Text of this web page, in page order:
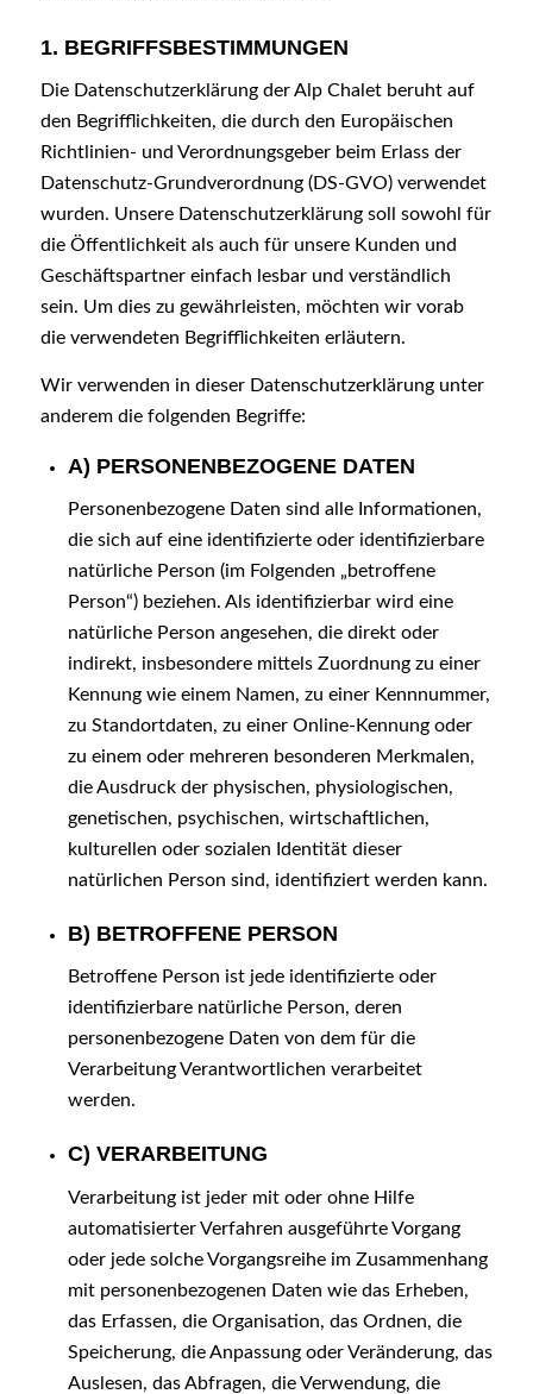
1. BEGRIFFSBESTIMMUNGEN
Die Datenschutzerklärung der Alp Chalet beruht auf
den Begrifflichkeiten, die durch den Europäischen
Richtlinien- und Verordnungsgeber beim Erlass der
Datenschutz-Grundverordnung (DS-GVO) verwendet
wurden. Unsere Datenschutzerklärung soll sowohl für
die Öffentlichkeit als auch für unsere Kunden und
Geschäftspartner einfach lesbar und verständlich
sein. Um dies zu gewährleisten, möchten wir vorab
die verwendeten Begrifflichkeiten erläutern.
Wir verwenden in dieser Datenschutzerklärung unter
anderem die folgenden Begriffe:
A) PERSONENBEZOGENE DATEN
Personenbezogene Daten sind alle Informationen,
die sich auf eine identifizierte oder identifizierbare
natürliche Person (im Folgenden „betroffene
Person“) beziehen. Als identifizierbar wird eine
natürliche Person angesehen, die direkt oder
indirekt, insbesondere mittels Zuordnung zu einer
Kennung wie einem Namen, zu einer Kennnummer,
zu Standortdaten, zu einer Online-Kennung oder
zu einem oder mehreren besonderen Merkmalen,
die Ausdruck der physischen, physiologischen,
genetischen, psychischen, wirtschaftlichen,
kulturellen oder sozialen Identität dieser
natürlichen Person sind, identifiziert werden kann.
B) BETROFFENE PERSON
Betroffene Person ist jede identifizierte oder
identifizierbare natürliche Person, deren
personenbezogene Daten von dem für die
Verarbeitung Verantwortlichen verarbeitet
werden.
C) VERARBEITUNG
Verarbeitung ist jeder mit oder ohne Hilfe
automatisierter Verfahren ausgeführte Vorgang
oder jede solche Vorgangsreihe im Zusammenhang
mit personenbezogenen Daten wie das Erheben,
das Erfassen, die Organisation, das Ordnen, die
Speicherung, die Anpassung oder Veränderung, das
Auslesen, das Abfragen, die Verwendung, die